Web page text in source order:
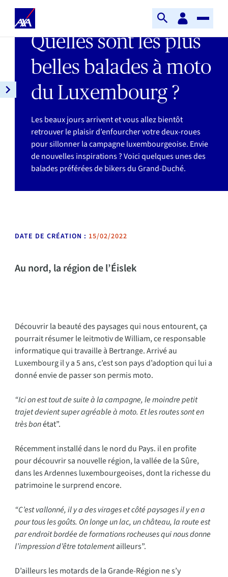
Aller au contenu principal
Accueil
AXA
Espace
client
Ouvrir
la
recherche
Toggle
DERNIÈRE MISE À JOUR : 09/06/2026
Quelles sont les plus
belles balades à moto
du Luxembourg ?
Les beaux jours arrivent et vous allez bientôt
retrouver le plaisir d’enfourcher votre deux-roues
pour sillonner la campagne luxembourgeoise. Envie
de nouvelles inspirations ? Voici quelques unes des
balades préférées de bikers du Grand-Duché.
Ouvrir
navigation
l'article
DATE DE CRÉATION : 15/02/2022
Au nord, la région de l’Éislek
Découvrir la beauté des paysages qui nous entourent, ça
pourrait résumer le leitmotiv de William, ce responsable
informatique qui travaille à Bertrange. Arrivé au
Luxembourg il y a 5 ans, c’est son pays d’adoption qui lui a
donné envie de passer son permis moto.
“Ici on est tout de suite à la campagne, le moindre petit
trajet devient super agréable à moto. Et les routes sont en
très bonétat”.
Récemment installé dans le nord du Pays. il en profite
pour découvrir sa nouvelle région, la vallée de la Sûre,
dans les Ardennes luxembourgeoises, dont la richesse du
patrimoine le surprend encore.
“C’est vallonné, il y a des virages et côté paysages il y en a
pour tous les goûts. On longe un lac, un château, la route est
par endroit bordée de formations rocheuses qui nous donne
l’impression d’être totalementailleurs”.
D’ailleurs les motards de la Grande-Région ne s’y